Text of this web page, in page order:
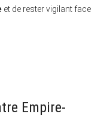
et de rester vigilant face
Empire-